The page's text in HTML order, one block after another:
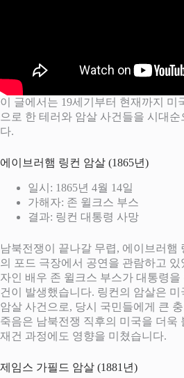
이 글에서는 19세기부터 현재까지 미
으로 한 테러와 암살 사건들을 시대
다.
에이브러햄 링컨 암살 (1865년)
일시: 1865년 4월 14일
가해자: 존 윌크스 부스
결과: 링컨 대통령 사망
남북전쟁이 끝나갈 무렵, 에이브러햄
의 포드 극장에서 공연을 관람하고
자인 배우 존 윌크스 부스가 대통령
건이 발생했습니다. 링컨의 암살은
암살 사건으로, 당시 국민들에게 큰
죽음은 남북전쟁 직후의 미국을 더욱
재건 과정에도 영향을 미쳤습니다.
제임스 가필드 암살 (1881년)